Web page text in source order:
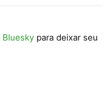
Bluesky para deixar seu